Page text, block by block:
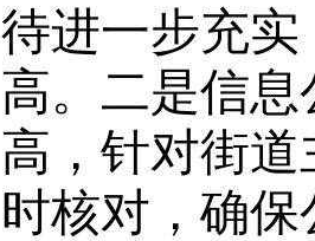
待进一步充
高。二是信
高，针对街
时核对，确